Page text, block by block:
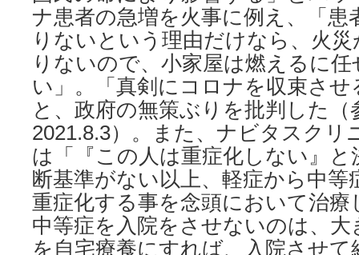
ナ患者の急増を火事に例え、「患
りないという理由だけなら、火
りないので、小家屋は燃えるに
い」。「真剣にコロナを収束さ
と、政府の無策ぶりを批判した（
2021.8.3）。また、ナビタスクリ
は「『この人は重症化しない』
断基準がない以上、軽症から中等
重症化する事を念頭において治
中等症を入院をさせないのは、
を自宅療養にすれば、入院させ